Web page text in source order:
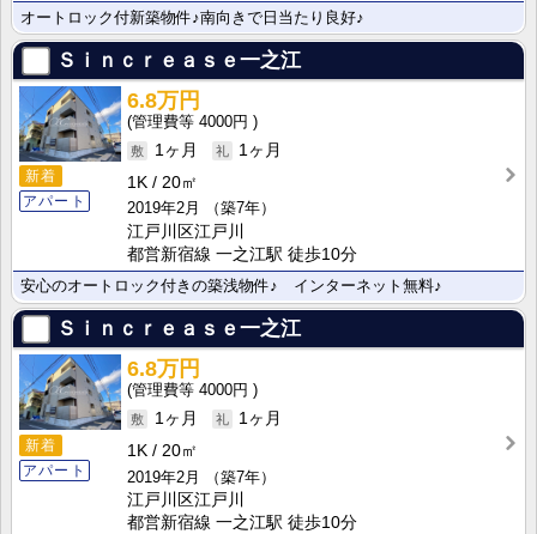
オートロック付新築物件♪南向きで日当たり良好♪
Ｓｉｎｃｒｅａｓｅ一之江
新着
アパート
6.8万円
4000円
1ヶ月
1ヶ月
1K
20㎡
2019年2月
（築7年）
江戸川区江戸川
都営新宿線 一之江駅 徒歩10分
安心のオートロック付きの築浅物件♪ インターネット無料♪
Ｓｉｎｃｒｅａｓｅ一之江
新着
アパート
6.8万円
4000円
1ヶ月
1ヶ月
1K
20㎡
2019年2月
（築7年）
江戸川区江戸川
都営新宿線 一之江駅 徒歩10分